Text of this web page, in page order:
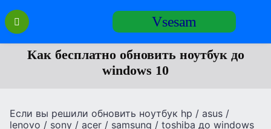
Перейти
содержанию
Vsesam
Как бесплатно обновить ноутбук до
windows 10
Если вы решили обновить ноутбук hp / asus /
lenovo / sony / acer / samsung / toshiba до windows